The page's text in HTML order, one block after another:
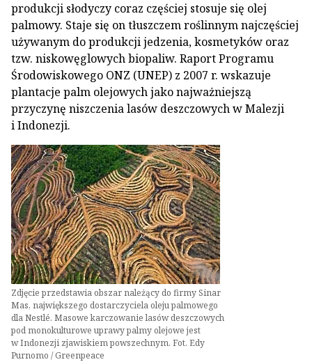
produkcji słodyczy coraz częściej stosuje się olej
palmowy. Staje się on tłuszczem roślinnym najczęściej
używanym do produkcji jedzenia, kosmetyków oraz
tzw. niskowęglowych biopaliw. Raport Programu
Środowiskowego ONZ (UNEP) z 2007 r. wskazuje
plantacje palm olejowych jako najważniejszą
przyczynę niszczenia lasów deszczowych w Malezji
i Indonezji.
Zdjęcie przedstawia obszar należący do firmy Sinar
Mas, największego dostarczyciela oleju palmowego
dla Nestlé. Masowe karczowanie lasów deszczowych
pod monokulturowe uprawy palmy olejowe jest
w Indonezji zjawiskiem powszechnym. Fot. Edy
Purnomo / Greenpeace